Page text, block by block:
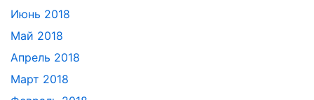
Июнь 2018
Май 2018
Апрель 2018
Март 2018